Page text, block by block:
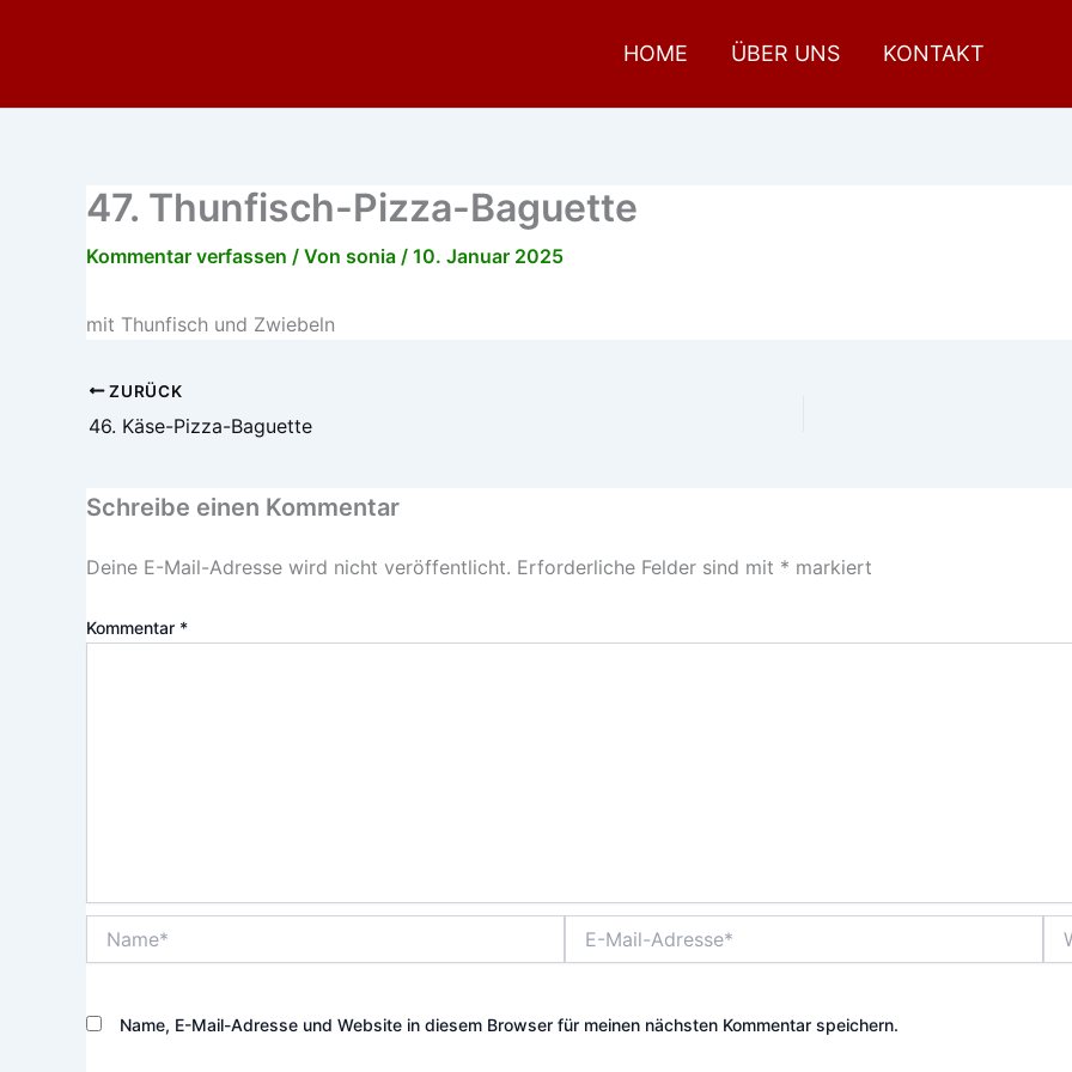
HOME ÜBER UNS KONTAKT
47. Thunfisch-Pizza-Baguette
Kommentar verfassen / Von sonia / 10. Januar 2025
mit Thunfisch und Zwiebeln
ZURÜCK
46. Käse-Pizza-Baguette
Schreibe einen Kommentar
Deine E-Mail-Adresse wird nicht veröffentlicht. Erforderliche Felder sind mit * markiert
Kommentar *
Mail-
Name, E-Mail-Adresse und Website in diesem Browser für meinen nächsten Kommentar speichern.